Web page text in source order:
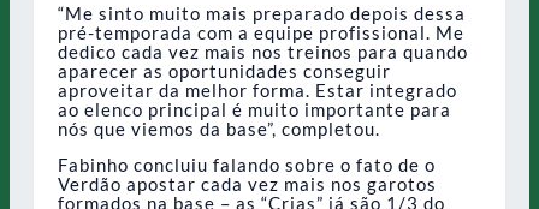
“Me sinto muito mais preparado depois dessa
pré-temporada com a equipe profissional. Me
dedico cada vez mais nos treinos para quando
aparecer as oportunidades conseguir
aproveitar da melhor forma. Estar integrado
ao elenco principal é muito importante para
nós que viemos da base”, completou.
Fabinho concluiu falando sobre o fato de o
Verdão apostar cada vez mais nos garotos
formados na base – as “Crias” já são 1/3 do